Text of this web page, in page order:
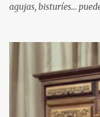
agujas, bisturíes…
bisturíes y sondas
buscados, sobre todo,
militares durante un
foco de atención los
los propios de los